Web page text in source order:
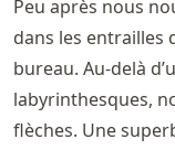
Peu après nous
dans les entrailles
bureau. Au-delà
labyrinthesques,
flèches. Une